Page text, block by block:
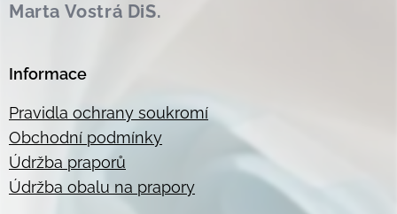
Marta Vostrá DiS.
Informace
Pravidla ochrany soukromí
Obchodní podmínky
Údržba praporů
Údržba obalu na prapory